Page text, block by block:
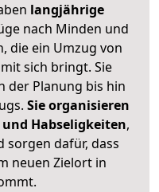
langjährige
nach Minden und
die ein Umzug von
sich bringt. Sie
der Planung bis hin
Sie organisieren
Habseligkeiten,
sorgen dafür, dass
neuen Zielort in